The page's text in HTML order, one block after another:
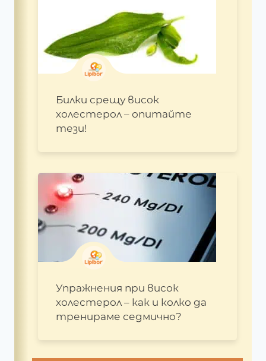
Билки срещу висок
холестерол – опитайте
тези!
Упражнения при висок
холестерол – как и колко да
тренираме седмично?